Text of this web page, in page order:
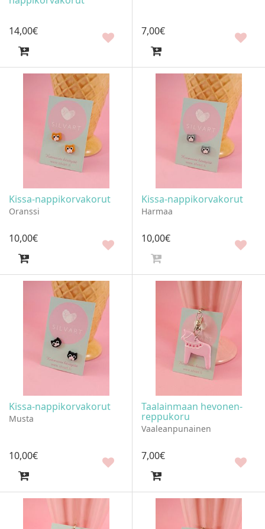
14,00€ 7,00€
Kissa-nappikorvakorut
Oranssi
10,00€
Kissa-nappikorvakorut
Harmaa
10,00€
Kissa-nappikorvakorut
Musta
10,00€
Taalainmaan hevonen-
reppukoru
Vaaleanpunainen
7,00€